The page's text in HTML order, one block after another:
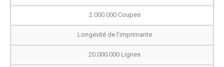
2.000.000 Coupes
Longévité de l'imprimante
20.000.000 Lignes